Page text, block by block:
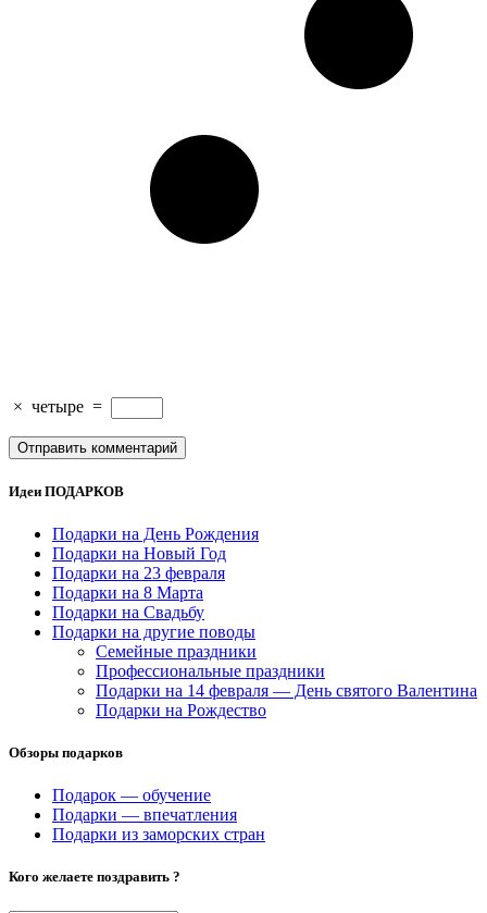
× четыре =
Идеи ПОДАРКОВ
Подарки на День Рождения
Подарки на Новый Год
Подарки на 23 февраля
Подарки на 8 Марта
Подарки на Свадьбу
Подарки на другие поводы
Семейные праздники
Профессиональные праздники
Подарки на 14 февраля — День святого Валентина
Подарки на Рождество
Обзоры подарков
Подарок — обучение
Подарки — впечатления
Подарки из заморских стран
Кого желаете поздравить ?